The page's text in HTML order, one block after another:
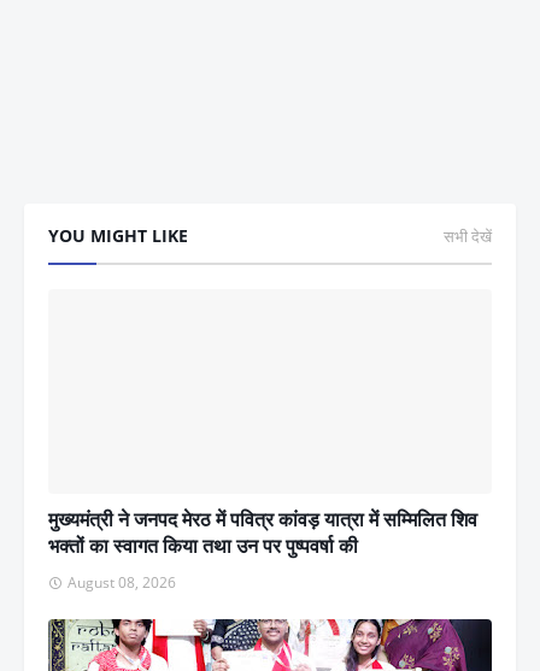
YOU MIGHT LIKE सभी देखें
मुख्यमंत्री ने जनपद मेरठ में पवित्र कांवड़ यात्रा में सम्मिलित शिव
भक्तों का स्वागत किया तथा उन पर पुष्पवर्षा की
August 08, 2026